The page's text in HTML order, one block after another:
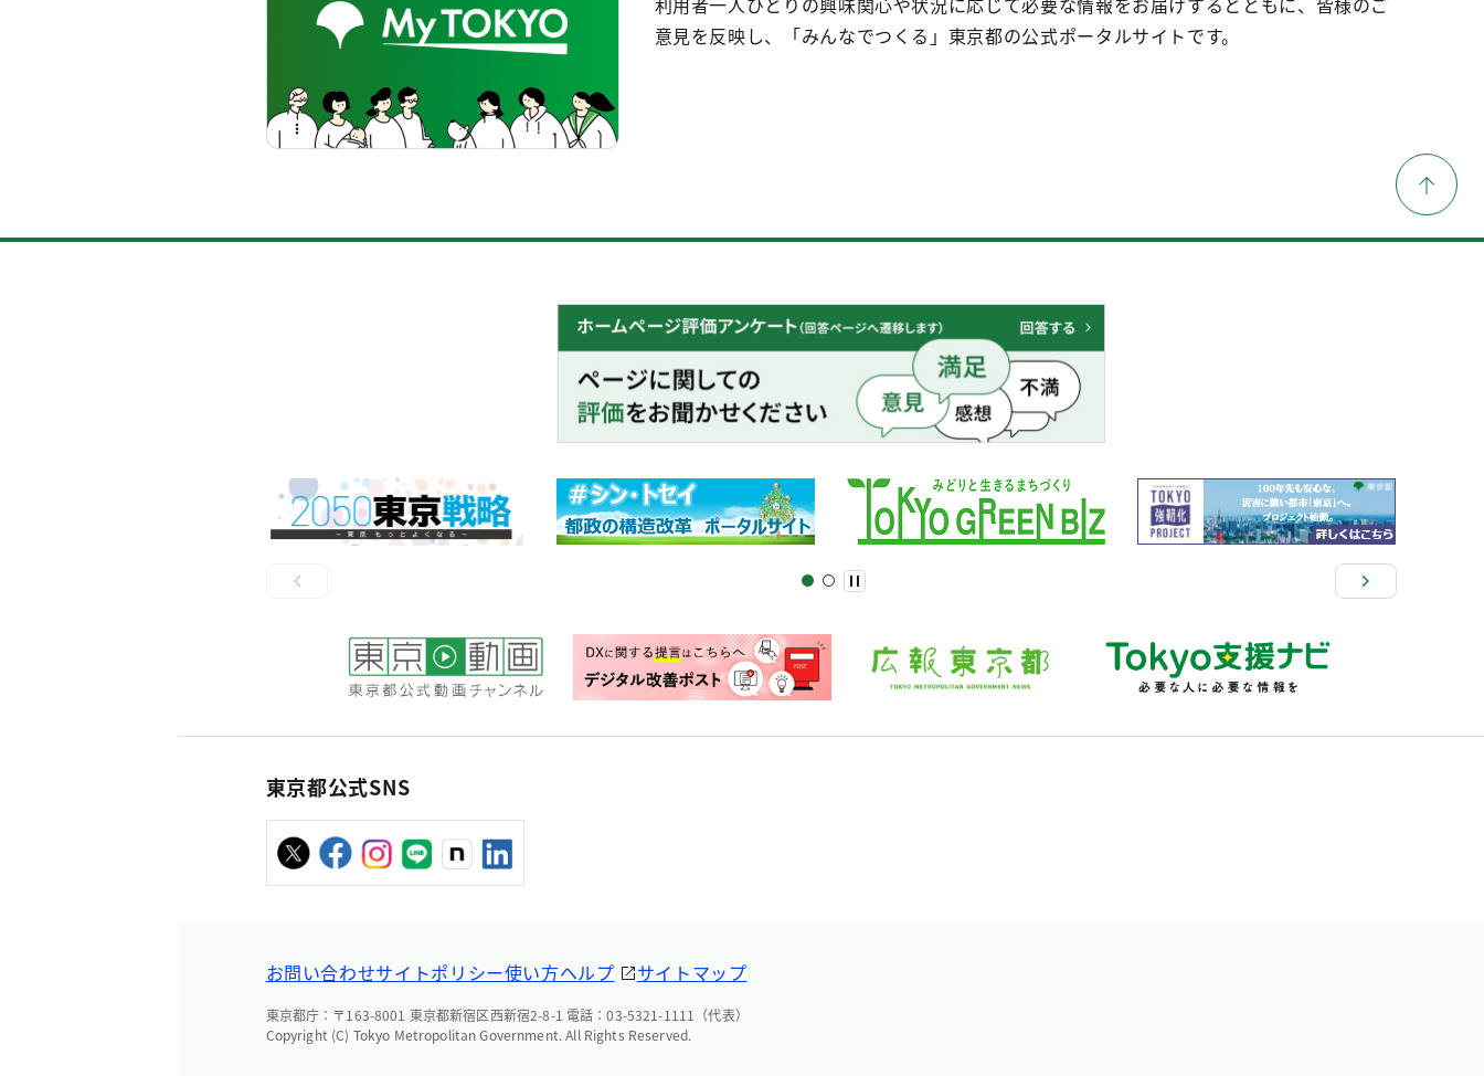
意見を反映し、「みんなでつくる」東京都の公式ポータルサイトです。
東京都公式SNS
お問い合わせサイトポリシー使い方ヘルプ サイトマップ
東京都庁：〒163-8001 東京都新宿区西新宿2-8-1 電話：03-5321-1111（代表）
Copyright (C) Tokyo Metropolitan Government. All Rights Reserved.